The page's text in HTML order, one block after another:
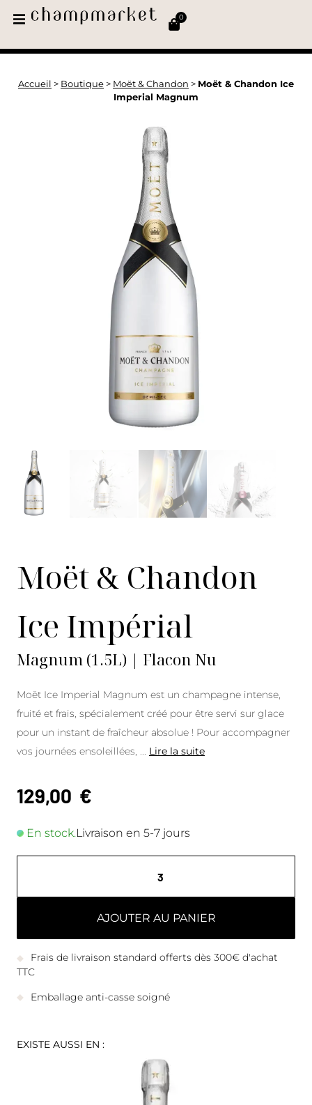
0
Accueil > Boutique > Moët & Chandon > Moët & Chandon Ice
Imperial Magnum
Moët & Chandon
Ice Impérial
Magnum (1.5L) | Flacon Nu
Moët Ice Imperial Magnum est un champagne intense,
fruité et frais, spécialement créé pour être servi sur glace
pour un instant de fraîcheur absolue ! Pour accompagner
vos journées ensoleillées,
Lire la suite
129,00 €
En stock.Livraison en 5-7 jours
AJOUTER AU PANIER
Frais de livraison standard offerts dès 300€ d'achat
TTC
Emballage anti-casse soigné
EXISTE AUSSI EN :